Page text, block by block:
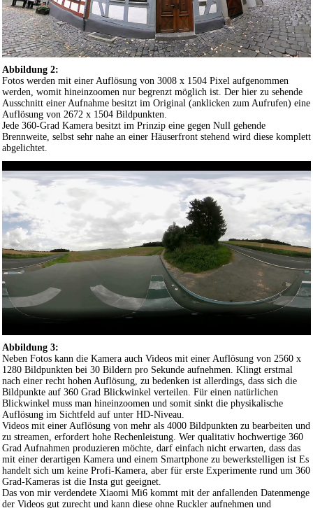
Abbildung 2:
Fotos werden mit einer Auflösung von 3008 x 1504 Pixel aufgenommen
werden, womit hineinzoomen nur begrenzt möglich ist. Der hier zu sehende
Ausschnitt einer Aufnahme besitzt im Original (anklicken zum Aufrufen) eine
Auflösung von 2672 x 1504 Bildpunkten.
Jede 360-Grad Kamera besitzt im Prinzip eine gegen Null gehende
Brennweite, selbst sehr nahe an einer Häuserfront stehend wird diese komplett
abgelichtet.
Abbildung 3:
Neben Fotos kann die Kamera auch Videos mit einer Auflösung von 2560 x
1280 Bildpunkten bei 30 Bildern pro Sekunde aufnehmen. Klingt erstmal
nach einer recht hohen Auflösung, zu bedenken ist allerdings, dass sich die
Bildpunkte auf 360 Grad Blickwinkel verteilen. Für einen natürlichen
Blickwinkel muss man hineinzoomen und somit sinkt die physikalische
Auflösung im Sichtfeld auf unter HD-Niveau.
Videos mit einer Auflösung von mehr als 4000 Bildpunkten zu bearbeiten und
zu streamen, erfordert hohe Rechenleistung. Wer qualitativ hochwertige 360
Grad Aufnahmen produzieren möchte, darf einfach nicht erwarten, dass das
mit einer derartigen Kamera und einem Smartphone zu bewerkstelligen ist Es
handelt sich um keine Profi-Kamera, aber für erste Experimente rund um 360
Grad-Kameras ist die Insta gut geeignet.
Das von mir verdendete Xiaomi Mi6 kommt mit der anfallenden Datenmenge
der Videos gut zurecht und kann diese ohne Ruckler aufnehmen und